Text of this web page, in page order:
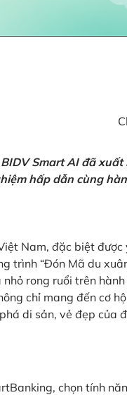
Smart AI đã
hấp dẫn cùng
Nam, đặc biệt được
trình “Đón Mã du
rong ruổi trên
chỉ mang đến cơ
di sản, vẻ đẹp của
chọn tính